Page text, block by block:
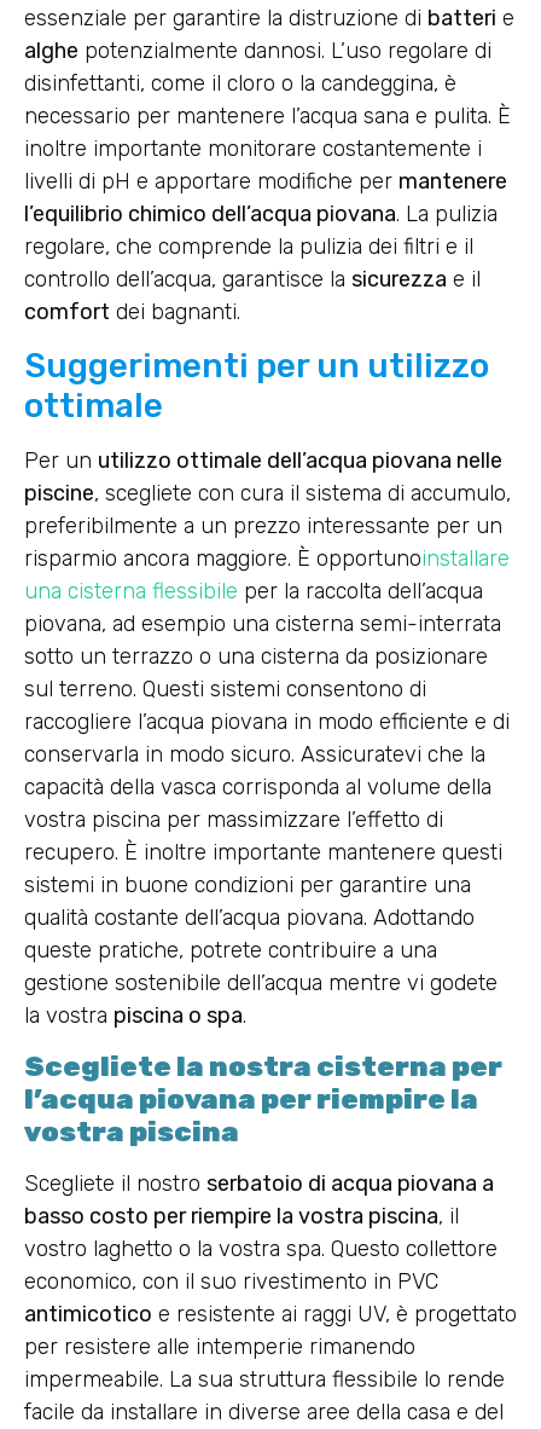
essenziale per garantire la distruzione di batteri e
alghe potenzialmente dannosi. L’uso regolare di
disinfettanti, come il cloro o la candeggina, è
necessario per mantenere l’acqua sana e pulita. È
inoltre importante monitorare costantemente i
livelli di pH e apportare modifiche per mantenere
l’equilibrio chimico dell’acqua piovana. La pulizia
regolare, che comprende la pulizia dei filtri e il
controllo dell’acqua, garantisce la sicurezza e il
comfort dei bagnanti.
Suggerimenti per un utilizzo
ottimale
Per un utilizzo ottimale dell’acqua piovana nelle
piscine, scegliete con cura il sistema di accumulo,
preferibilmente a un prezzo interessante per un
risparmio ancora maggiore. È opportunoinstallare
una cisterna flessibile per la raccolta dell’acqua
piovana, ad esempio una cisterna semi-interrata
sotto un terrazzo o una cisterna da posizionare
sul terreno. Questi sistemi consentono di
raccogliere l’acqua piovana in modo efficiente e di
conservarla in modo sicuro. Assicuratevi che la
capacità della vasca corrisponda al volume della
vostra piscina per massimizzare l’effetto di
recupero. È inoltre importante mantenere questi
sistemi in buone condizioni per garantire una
qualità costante dell’acqua piovana. Adottando
queste pratiche, potrete contribuire a una
gestione sostenibile dell’acqua mentre vi godete
la vostra piscina o spa.
Scegliete la nostra cisterna per
l’acqua piovana per riempire la
vostra piscina
Scegliete il nostro serbatoio di acqua piovana a
basso costo per riempire la vostra piscina, il
vostro laghetto o la vostra spa. Questo collettore
economico, con il suo rivestimento in PVC
antimicotico e resistente ai raggi UV, è progettato
per resistere alle intemperie rimanendo
impermeabile. La sua struttura flessibile lo rende
facile da installare in diverse aree della casa e del